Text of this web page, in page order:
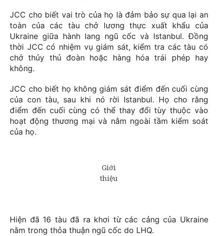
JCC cho biết vai trò của họ là đảm bảo sự qua lại an
toàn của các tàu chở lương thực xuất khẩu của
Ukraine giữa hành lang ngũ cốc và Istanbul. Đồng
thời JCC có nhiệm vụ giám sát, kiểm tra các tàu có
chở thủy thủ đoàn hoặc hàng hóa trái phép hay
không.
JCC cho biết họ không giám sát điểm đến cuối cùng
của con tàu, sau khi nó rời Istanbul. Họ cho rằng
điểm đến cuối cùng có thể thay đổi tùy thuộc vào
hoạt động thương mại và nằm ngoài tầm kiểm soát
của họ.
Hiện đã 16 tàu đã ra khơi từ các cảng của Ukraine
nằm trong thỏa thuận ngũ cốc do LHQ.